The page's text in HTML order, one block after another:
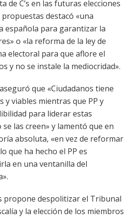
de C’s en las futuras elecciones
destacó «una
española para garantizar la
o «la reforma de la ley de
electoral para que aflore el
y no se instale la mediocridad».
que «Ciudadanos tiene
y viables mientras que PP y
para liderar estas
las creen» y lamentó que en
absoluta, «en vez de reformar
que ha hecho el PP es
en una ventanilla del
propone despolitizar el Tribunal
y la elección de los miembros